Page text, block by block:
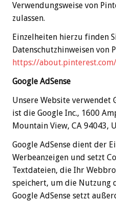
Verwendungsweise von
zulassen.
Einzelheiten hierzu finden
Datenschutzhinweisen von
https://
Google AdSense
Unsere Website verwendet
ist die Google Inc., 1600
Mountain View, CA 94043,
Google AdSense dient der
Werbeanzeigen und setzt
Textdateien, die Ihr
speichert, um die Nutzung
Google AdSense setzt